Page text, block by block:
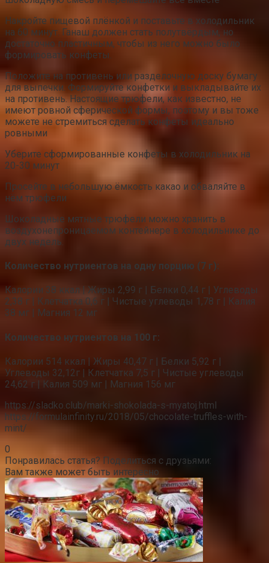
Накройте пищевой плёнкой и поставьте в холодильник
на 60 минут. Ганаш должен стать полутвёрдым, но
достаточно пластичным, чтобы из него можно было
формировать конфеты.
Положите на противень или разделочную доску бумагу
для выпечки. Формируйте конфетки и выкладывайте их
на противень. Настоящие трюфели, как известно, не
имеют ровной сферической формы, поэтому и вы тоже
можете не стремиться сделать конфеты идеально
ровными
Уберите сформированные конфеты в холодильник на
20-30 минут
Просейте в небольшую ёмкость какао и обваляйте в
нём трюфели
Шоколадные мятные трюфели можно хранить в
воздухонепроницаемом контейнере в холодильнике до
двух недель.
Количество нутриентов на одну порцию (7 г):
Калории 38 ккал | Жиры 2,99 г | Белки 0,44 г | Углеводы
2,38 г | Клетчатка 0,6 г | Чистые углеводы 1,78 г | Калия
38 мг | Магния 12 мг
Количество нутриентов на 100 г:
Калории 514 ккал | Жиры 40,47 г | Белки 5,92 г |
Углеводы 32,12г | Клетчатка 7,5 г | Чистые углеводы
24,62 г | Калия 509 мг | Магния 156 мг
https://sladko.club/marki-shokolada-s-myatoj.html
https://formulainfinity.ru/2018/05/chocolate-truffles-with-
mint/
0
Понравилась статья? Поделиться с друзьями:
Вам также может быть интересно